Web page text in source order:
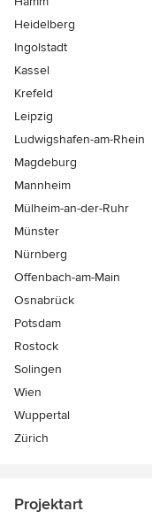
Heidelberg
Ingolstadt
Kassel
Krefeld
Leipzig
Ludwigshafen-am-Rhein
Magdeburg
Mannheim
Mülheim-an-der-Ruhr
Münster
Nürnberg
Offenbach-am-Main
Osnabrück
Potsdam
Rostock
Solingen
Wien
Wuppertal
Zürich
Projektart